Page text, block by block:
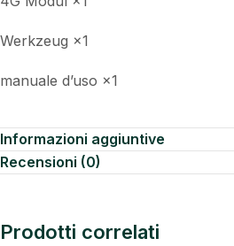
Werkzeug ×1
manuale d’uso ×1
Informazioni aggiuntive
Recensioni (0)
Prodotti correlati